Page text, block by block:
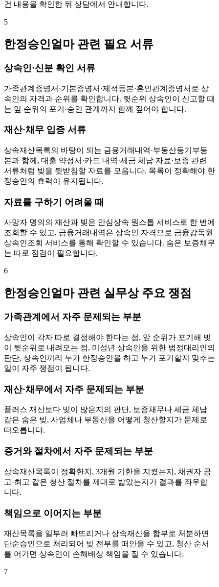
건 내용을 확인한 뒤 상담에서 안내합니다.
5
한정승인얼마 관련 필요 서류
상속인·신분 확인 서류
가족관계증명서·기본증명서·제적등본·혼인관계증명서로 상
속인의 자격과 순위를 확인합니다. 뒷순위 상속인이 신고할 때
는 앞 순위의 포기·승인 관계까지 함께 짚어야 합니다.
재산·채무 입증 서류
상속재산목록의 바탕이 되는 금융거래내역·부동산등기부등
본과 함께, 대출 약정서·카드 내역·세금 체납 자료·보증 관련
서류처럼 빚을 뒷받침할 자료를 모읍니다. 목록이 정확해야 한
정승인의 효력이 유지됩니다.
자료를 구하기 어려울 때
사망자 명의의 재산과 빚은 안심상속 원스톱 서비스로 한 번에
조회할 수 있고, 금융거래내역은 상속인 자격으로 금융감독원
상속인조회 서비스를 통해 확인할 수 있습니다. 숨은 보증채무
는 따로 점검이 필요합니다.
6
한정승인얼마 관련 실무상 주요 쟁점
가족관계에서 자주 문제되는 부분
상속인이 각자 따로 결정해야 한다는 점, 앞 순위가 포기해 빚
이 뒷순위로 내려오는 점, 미성년 상속인을 위한 법정대리인의
판단, 상속인끼리 누가 한정승인을 하고 누가 포기할지 맞추는
일이 자주 쟁점이 됩니다.
재산·채무에서 자주 문제되는 부분
플러스 재산보다 빚이 많은지의 판단, 보증채무나 세금 체납
같은 숨은 빚, 사업체나 부동산을 어떻게 청산할지가 문제로
떠오릅니다.
증거와 절차에서 자주 문제되는 부분
상속재산목록이 정확한지, 3개월 기한을 지켰는지, 채권자 공
고·최고 같은 청산 절차를 제대로 밟았는지가 결과를 좌우합
니다.
책임으로 이어지는 부분
재산목록을 일부러 빠뜨리거나 상속재산을 함부로 처분하면
단순승인으로 처리되어 빚 전부를 떠안을 수 있고, 청산 순서
를 어기면 상속인이 손해배상 책임을 질 수 있습니다.
7